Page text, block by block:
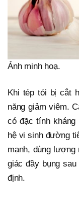
Ảnh minh hoạ.
Khi tép tỏi bị cắt
năng giảm viêm.
có đặc tính
hệ vi sinh đường
mạnh, dùng lượng
giác đầy bụng
định.